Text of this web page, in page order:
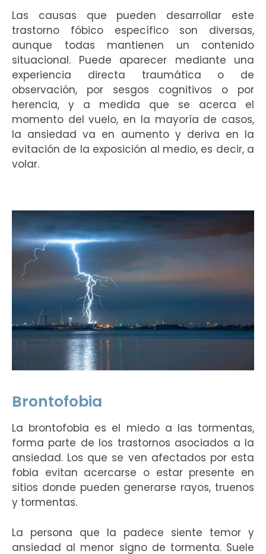
Las causas que pueden desarrollar este
trastorno fóbico específico son diversas,
aunque todas mantienen un contenido
situacional. Puede aparecer mediante una
experiencia directa traumática o de
observación, por sesgos cognitivos o por
herencia, y a medida que se acerca el
momento del vuelo, en la mayoría de casos,
la ansiedad va en aumento y deriva en la
evitación de la exposición al medio, es decir, a
volar.
Brontofobia
La brontofobia es el miedo a las tormentas,
forma parte de los trastornos asociados a la
ansiedad. Los que se ven afectados por esta
fobia evitan acercarse o estar presente en
sitios donde pueden generarse rayos, truenos
y tormentas.
La persona que la padece siente temor y
ansiedad al menor signo de tormenta. Suele